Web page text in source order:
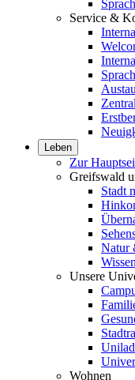
Service &
Leben
Zur
Greifswald
Stadt
Natur
Unsere
Wohnen